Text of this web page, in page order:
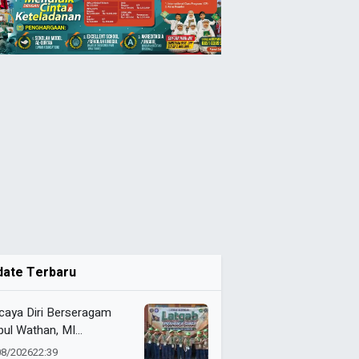
Terbaru
Diri Berseragam
Wathan, MI
Resik Ikuti
202622:39